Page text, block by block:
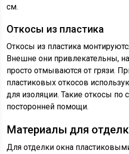
см.
Откосы из пластика
Откосы из пластика
Внешне они привлекательны,
просто отмываются от грязи.
пластиковых откосов
для изоляции. Такие откосы по
посторонней помощи.
Материалы для
Для отделки окна